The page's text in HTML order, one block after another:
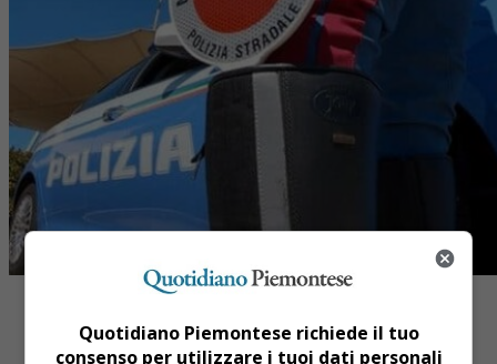
Quotidiano Piemontese richiede il tuo
consenso per utilizzare i tuoi dati personali